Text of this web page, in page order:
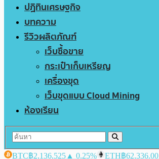
ปฏิทินเศรษฐกิจ
บทความ
รีวิวผลิตภัณฑ์
เว็บซื้อขาย
กระเป๋าเก็บเหรียญ
เครื่องขุด
เว็บขุดแบบ Cloud Mining
ห้องเรียน
BTC฿2,136,525 ▲ 0.25% ETH฿62,336.00